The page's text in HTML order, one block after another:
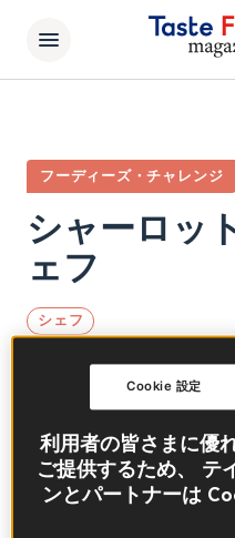
フーディーズ・チャレンジ
シャーロッ
ェフ
シェフ
北京とイギリスを行
にパリに移住したシ
フは、ル・コルドン
しました。幼少期の
ェクト「シノワズリ
利用者の皆さまに優
ご提供するため、 テ
ンとパートナーは
Cookie 設定